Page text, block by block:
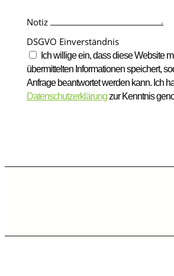
Notiz
DSGVO Einverständnis
Ich willige ein, dass diese Website
übermittelten Informationen speichert,
Anfrage beantwortet werden kann. Ich
Datenschutzerklärungzur Kenntnis